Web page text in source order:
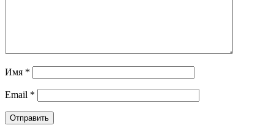
Имя *
Email *